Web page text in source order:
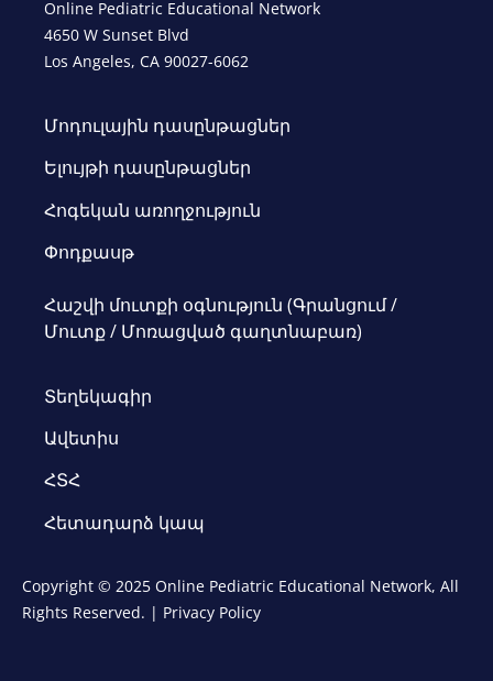
Online Pediatric Educational Network
4650 W Sunset Blvd
Los Angeles, CA 90027-6062
Մոդուլային դասընթացներ
Ելույթի դասընթացներ
Հոգեկան առողջություն
Փոդքասթ
Հաշվի մուտքի օգնություն (Գրանցում /
Մուտք / Մոռացված գաղտնաբառ)
Տեղեկագիր
Ավետիս
ՀՏՀ
Հետադարձ կապ
Copyright © 2025 Online Pediatric Educational Network, All
Rights Reserved. | Privacy Policy